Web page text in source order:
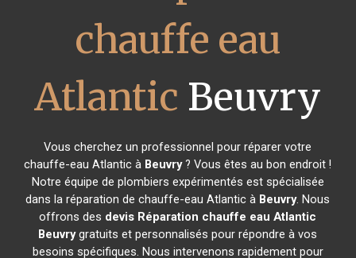
chauffe eau
Atlantic Beuvry
Vous cherchez un professionnel pour réparer votre
chauffe-eau Atlantic à Beuvry? Vous êtes au bon endroit !
Notre équipe de plombiers expérimentés est spécialisée
dans la réparation de chauffe-eau Atlantic à Beuvry. Nous
offrons des devis Réparation chauffe eau Atlantic
Beuvrygratuits et personnalisés pour répondre à vos
besoins spécifiques. Nous intervenons rapidement pour